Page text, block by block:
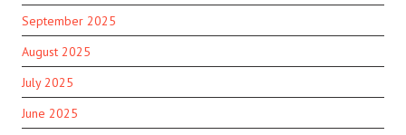
September 2025
August 2025
July 2025
June 2025